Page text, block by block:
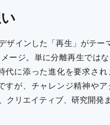
ザインした「再生」がテー
ージ。単に分離再生では
に添った進化を要求さ
が、チャレンジ精神や
クリエイティブ、研究開発